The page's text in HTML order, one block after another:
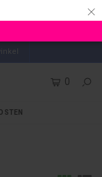
×
0